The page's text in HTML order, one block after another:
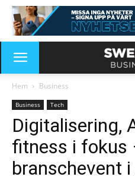
Hem Business
Business Tech
Digitalisering,
fitness i fokus
branschevent